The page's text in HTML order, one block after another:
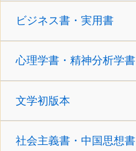
ビジネス書・実用書
心理学書・精神分析学書
文学初版本
社会主義書・中国思想書